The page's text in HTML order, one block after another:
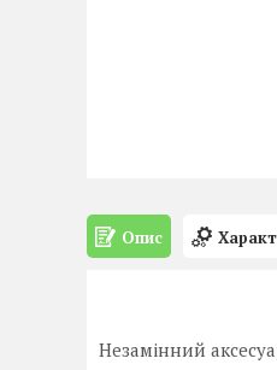
Опис
Незамінний